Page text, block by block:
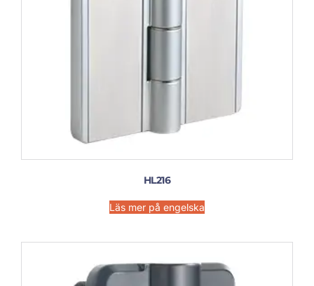
HL216
Läs mer på engelska